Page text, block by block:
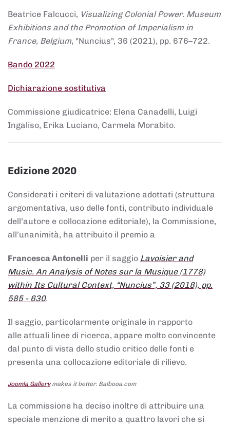
Beatrice Falcucci, Visualizing Colonial Power. Museum
Exhibitions and the Promotion of Imperialism in
France, Belgium, "Nuncius", 36 (2021), pp. 676–722.
Bando 2022
Dichiarazione sostitutiva
Commissione giudicatrice: Elena Canadelli, Luigi
Ingaliso, Erika Luciano, Carmela Morabito.
Edizione 2020
Considerati i criteri di valutazione adottati (struttura
argomentativa, uso delle fonti, contributo individuale
dell’autore e collocazione editoriale), la Commissione,
all’unanimità, ha attribuito il premio a
Francesca Antonelli per il saggio Lavoisier and
Music. An Analysis of Notes sur la Musique (1778)
within Its Cultural Context, “Nuncius”, 33 (2018), pp.
585 - 630.
Il saggio, particolarmente originale in rapporto
alle attuali linee di ricerca, appare molto convincente
dal punto di vista dello studio critico delle fonti e
presenta una collocazione editoriale di rilievo.
Joomla Gallerymakes it better. Balbooa.com
La commissione ha deciso inoltre di attribuire una
speciale menzione di merito a quattro lavori che si